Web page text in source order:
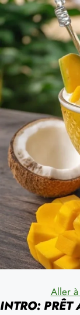
Aller
INTRO: